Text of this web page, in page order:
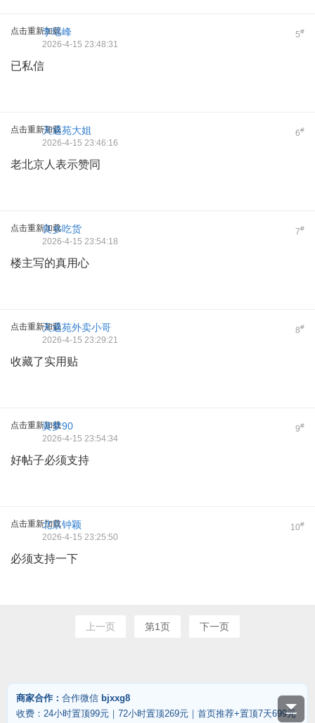
点击重新加载 5#
李瑶峰
2026-4-15 23:48:31
已私信
点击重新加载 6#
天通苑大姐
2026-4-15 23:46:16
老北京人表示赞同
点击重新加载 7#
良乡吃货
2026-4-15 23:54:18
楼主写的真用心
点击重新加载 8#
天通苑外卖小哥
2026-4-15 23:29:21
收藏了实用贴
点击重新加载 9#
黄梦90
2026-4-15 23:54:34
好帖子必须支持
点击重新加载 10#
北京钟颖
2026-4-15 23:25:50
必须支持一下
上一页 第1页 下一页
商家合作： 合作微信 bjxxg8
收费：24小时置顶99元｜72小时置顶269元｜首页推荐+置顶7天699元